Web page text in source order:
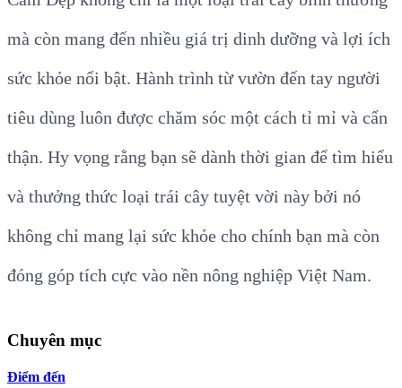
mà còn mang đến nhiều giá trị dinh dưỡng và lợi ích
sức khỏe nổi bật. Hành trình từ vườn đến tay người
tiêu dùng luôn được chăm sóc một cách tỉ mỉ và cẩn
thận. Hy vọng rằng bạn sẽ dành thời gian để tìm hiểu
và thưởng thức loại trái cây tuyệt vời này bởi nó
không chỉ mang lại sức khỏe cho chính bạn mà còn
đóng góp tích cực vào nền nông nghiệp Việt Nam.
Chuyên mục
Điểm đến